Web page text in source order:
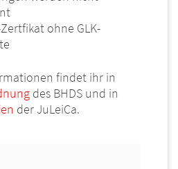
ohne GLK-
findet ihr in
des BHDS und in
der JuLeiCa.